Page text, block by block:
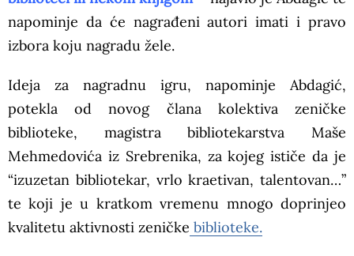
napominje da će nagrađeni autori imati i pravo
izbora koju nagradu žele.
Ideja za nagradnu igru, napominje Abdagić,
potekla od novog člana kolektiva zeničke
biblioteke, magistra bibliotekarstva Maše
Mehmedovića iz Srebrenika, za kojeg ističe da je
“izuzetan bibliotekar, vrlo kraetivan, talentovan…”
te koji je u kratkom vremenu mnogo doprinjeo
kvalitetu aktivnosti zeničke biblioteke.